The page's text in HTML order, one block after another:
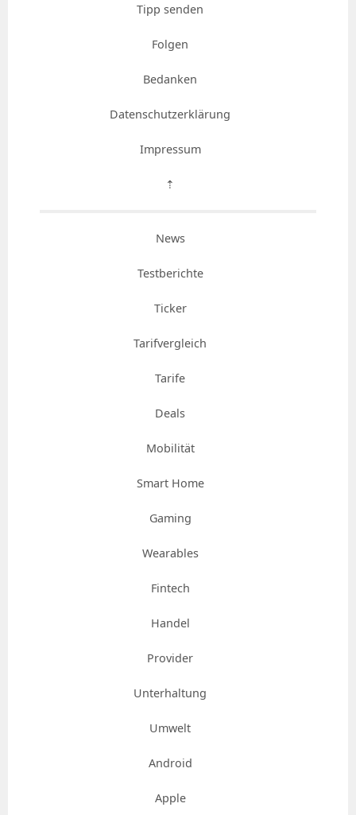
Tipp senden
Folgen
Bedanken
Datenschutzerklärung
Impressum
⇡
News
Testberichte
Ticker
Tarifvergleich
Tarife
Deals
Mobilität
Smart Home
Gaming
Wearables
Fintech
Handel
Provider
Unterhaltung
Umwelt
Android
Apple